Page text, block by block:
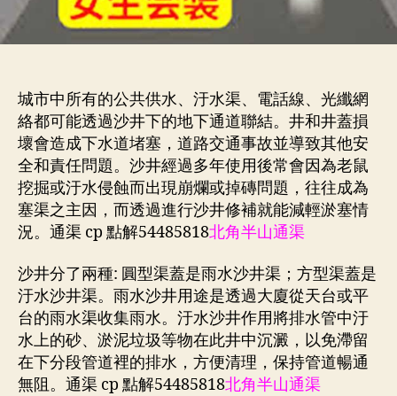
城市中所有的公共供水、汙水渠、電話線、光纖網
絡都可能透過沙井下的地下通道聯結。井和井蓋損
壞會造成下水道堵塞，道路交通事故並導致其他安
全和責任問題。沙井經過多年使用後常會因為老鼠
挖掘或汙水侵蝕而出現崩爛或掉磚問題，往往成為
塞渠之主因，而透過進行沙井修補就能減輕淤塞情
況。通渠 cp 點解54485818北角半山通渠
沙井分了兩種: 圓型渠蓋是雨水沙井渠；方型渠蓋是
汙水沙井渠。雨水沙井用途是透過大廈從天台或平
台的雨水渠收集雨水。汙水沙井作用將排水管中汙
水上的砂、淤泥垃圾等物在此井中沉澱，以免滯留
在下分段管道裡的排水，方便清理，保持管道暢通
無阻。通渠 cp 點解54485818北角半山通渠